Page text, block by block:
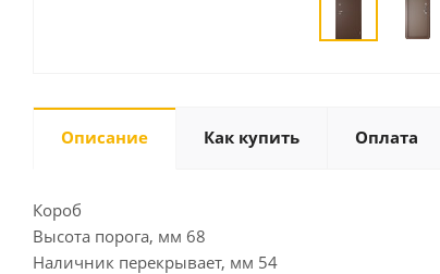
Описание Как купить Оплата
Короб
Высота порога, мм 68
Наличник перекрывает, мм 54